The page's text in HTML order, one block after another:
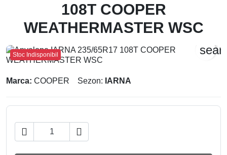
108T COOPER
WEATHERMASTER WSC
Stoc Indisponibil
Marca: COOPER Sezon: IARNA
 